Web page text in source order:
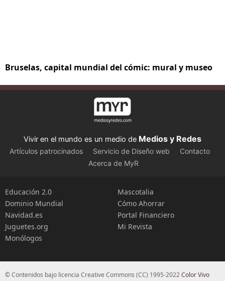
Bruselas, capital mundial del cómic: mural y museo
Vivir en el mundo es un medio de Medios y Redes
Artículos patrocinados Servicio de Diseño web
Contacto
Acerca de MyR
Educación 2.0
Dominio Mundial
Navidad.es
Juguetes.org
Monólogos
Mascotalia
Cómo Ahorrar
Portal Financiero
Mi Revista
© Contenidos bajo licencia Creative Commons (CC) 1995-2022Color Vivo